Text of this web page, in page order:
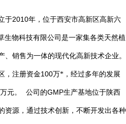
于2010年，位于西安市高新区高新六
生物科技有限公司是一家集各类天然植
销售为一体的现代化高新技术企业。
，注册资金100万*，经过多年的发展
元。 公司的GMP生产基地位于陕西
资源，通过技术创新，不断开发出各种